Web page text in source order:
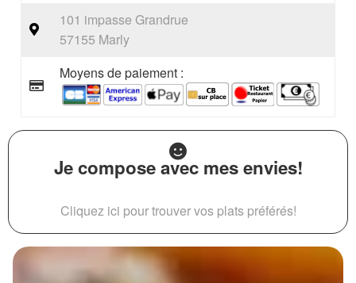
101 impasse Grandrue
57155 Marly
Moyens de paiement :
Je compose avec mes envies!
Cliquez ici pour trouver vos plats préférés!